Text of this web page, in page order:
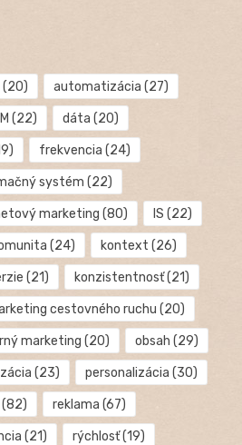
(20) automatizácia (27)
(22) dáta (20)
frekvencia (24)
systém (22)
marketing (80) IS (22)
(24) kontext (26)
(21) konzistentnosť(21)
cestovného ruchu (20)
marketing (20) obsah (29)
(23) personalizácia (30)
(82) reklama (67)
(21) rýchlosť(19)